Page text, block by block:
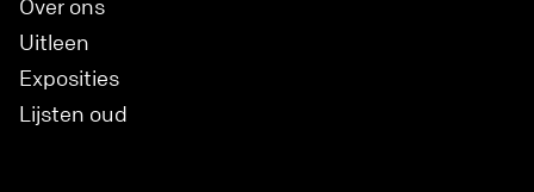
Over ons
Uitleen
Exposities
Lijsten oud